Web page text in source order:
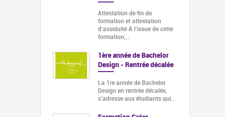
Attestation de fin de
formation et attestation
d'assiduité À l’issue de cette
formation,…
1ère année de Bachelor
Design - Rentrée décalée
La 1re année de Bachelor
Design en rentrée décalée,
s’adresse aux étudiants qui…